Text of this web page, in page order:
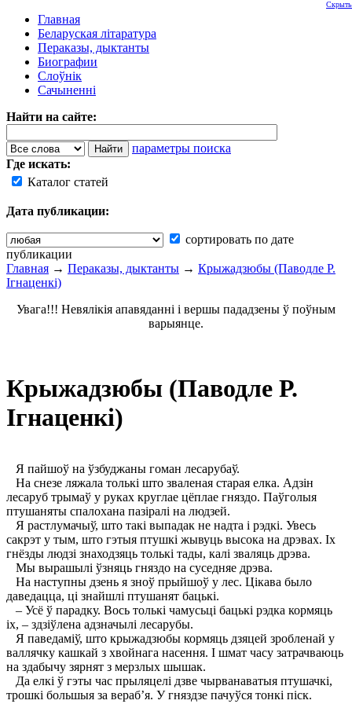
Главная
Беларуская літаратура
Пераказы, дыктанты
Биографии
Слоўнік
Сачыненні
Найти на сайте:
параметры поиска
Где искать:
Каталог статей
Дата публикации:
сортировать по дате
публикации
Скрыть
Главная → Пераказы, дыктанты → Крыжадзюбы (Паводле Р.
Ігнаценкі)
Увага!!! Невялікія апавяданні і вершы пададзены ў поўным
варыянце.
Крыжадзюбы (Паводле Р.
Ігнаценкі)
Я пайшоў на ўзбуджаны гоман лесарубаў.
На снезе ляжала толькі што зваленая старая елка. Адзін
лесаруб трымаў у руках круглае цёплае гняздо. Паўголыя
птушаняты спалохана пазіралі на людзей.
Я растлумачыў, што такі выпадак не надта і рэдкі. Увесь
сакрэт у тым, што гэтыя птушкі жывуць высока на дрэвах. Іх
гнёзды людзі знаходзяць толькі тады, калі зваляць дрэва.
Мы вырашылі ўзняць гняздо на суседняе дрэва.
На наступны дзень я зноў прыйшоў у лес. Цікава было
даведацца, ці знайшлі птушанят бацькі.
– Усё ў парадку. Вось толькі чамусьці бацькі рэдка кормяць
іх, – здзіўлена адзначылі лесарубы.
Я паведаміў, што крыжадзюбы кормяць дзяцей зробленай у
валлячку кашкай з хвойнага насення. І шмат часу затрачваюць
на здабычу зярнят з мерзлых шышак.
Да елкі ў гэты час прыляцелі дзве чырванаватыя птушачкі,
трошкі большыя за вераб’я. У гняздзе пачуўся тонкі піск.